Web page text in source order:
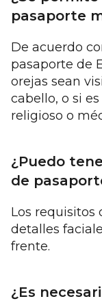
pasaporte
De acuerdo
pasaporte de
orejas sean
cabello, o si
religioso o
¿Puedo
de
Los requisitos
detalles
frente.
¿Es